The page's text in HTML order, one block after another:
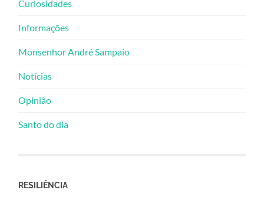
Curiosidades
Informações
Monsenhor André Sampaio
Notícias
Opinião
Santo do dia
RESILIÊNCIA